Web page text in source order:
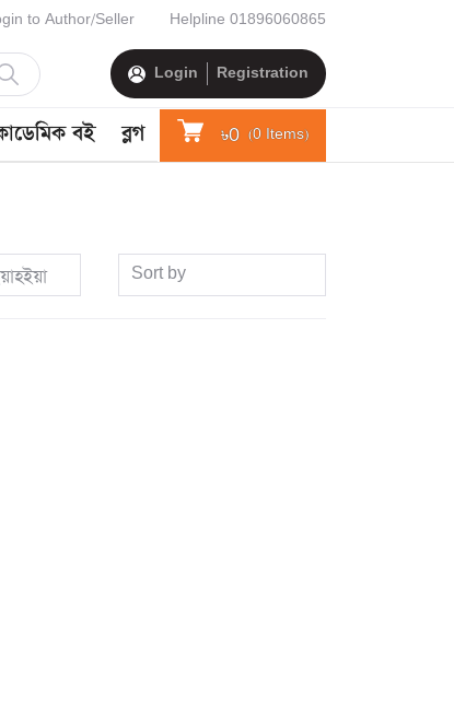
to Author/Seller Helpline 01896060865
Login Registration
বই ব্লগ ৳0 (0 Items)
Sort by